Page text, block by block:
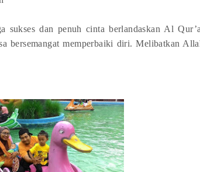
sukses dan penuh cinta berlandaskan Al
bersemangat memperbaiki diri. Melibatkan